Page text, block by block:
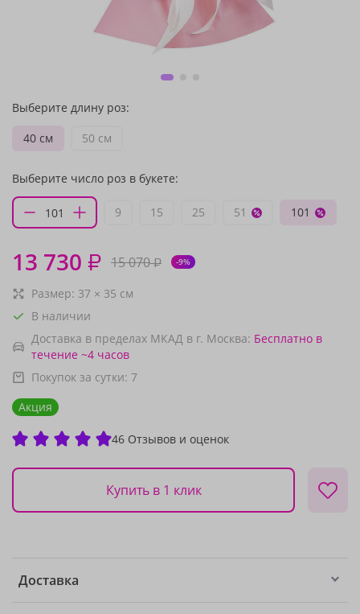
Выберите длину роз:
40 см
50 см
Выберите число роз в букете:
9 15 25 51 101
13 730 ₽ 15 070₽ -9%
Размер: 37 × 35 см
В наличии
Доставка в пределах МКАД в г. Москва: Бесплатно в
течение ~4 часов
Покупок за сутки: 7
Акция
46 Отзывов и оценок
Купить в 1 клик
Доставка